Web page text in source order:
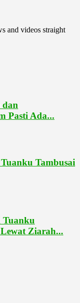
and videos straight
dan
Pasti Ada...
Tambusai
Tuanku
Ziarah...